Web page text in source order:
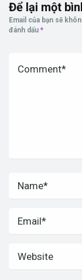
Để lại một
Email của bạn sẽ
đánh dấu *